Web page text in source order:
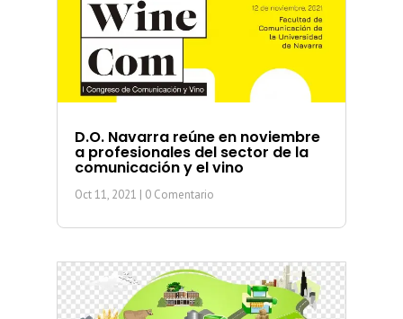
D.O. Navarra reúne en noviembre
a profesionales del sector de la
comunicación y el vino
Oct 11, 2021 | 0 Comentario